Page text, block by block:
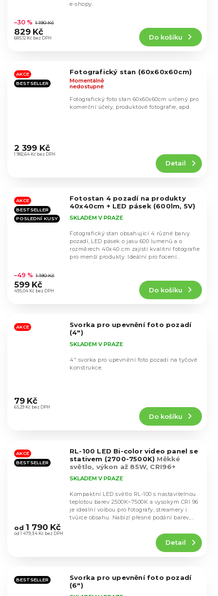
hodnocení
produktu
je
hvězdiček.
685,12 Kč bez DPH
–30 % 1 190 Kč
829 Kč
Do košíku
e-shopy.
AKCE
BESTSELLER
Fotografický stan (60x60x60cm)
hodnocení
produktu
hvězdiček.
Momentálně
nedostupné
1 982,64 Kč bez DPH
2 399 Kč
Detail
Fotografický foto stan 60x60x60cm určený pro
komerční účely, produktové fotografie, apd.
AKCE
BESTSELLER
POSLEDNÍ KUSY
Fotostan 4 pozadí na produkty
40x40cm + LED pásek (600lm, 5V)
hodnocení
produktu
je
hvězdiček.
SKLADEM V PRAZE
495,04 Kč bez DPH
–49 % 1 190 Kč
599 Kč
Do košíku
Fotografický stan obsahující 4 různé barvy
pozadí, LED pásek o jasu 600 lumenů a o
rozměrech 40x40 cm zajistí kvalitní fotografie
pro menší produkty. Ideální pro focení
produktů...
AKCE
Svorka pro upevnění foto pozadí
(4")
hodnocení
produktu
hvězdiček.
SKLADEM V PRAZE
65,29 Kč bez DPH
79 Kč
Do košíku
4" svorka pro upevnění foto pozadí na tyčové
konstrukce.
AKCE
BESTSELLER
RL-100 LED Bi-color video panel se
stativem (2700-7500K) Měkké
světlo, výkon až 85W, CRI96+
hodnocení
produktu
hvězdiček.
SKLADEM V PRAZE
od 1 479,34 Kč bez DPH
od 1 790 Kč
Detail
Kompaktní LED světlo RL-100 s nastavitelnou
teplotou barev 2500K–7500K a vysokým CRI 96
je ideální volbou pro fotografy, streamery i
tvůrce obsahu. Nabízí přesné podání barev,...
BESTSELLER
Svorka pro upevnění foto pozadí
(6")